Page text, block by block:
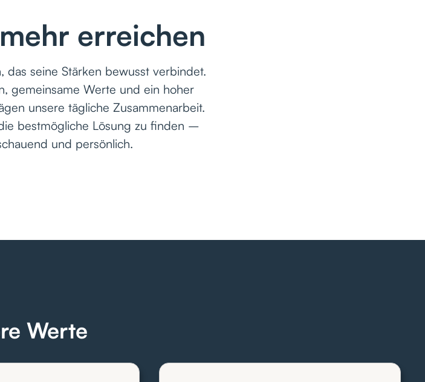
erreichen
das seine Stärken bewusst verbindet.
gemeinsame Werte und ein hoher
unsere tägliche Zusammenarbeit.
bestmögliche Lösung zu finden –
und persönlich.
Werte